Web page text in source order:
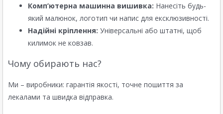
Комп’ютерна машинна вишивка: Нанесіть будь-
який малюнок, логотип чи напис для ексклюзивності.
Надійні кріплення: Універсальні або штатні, щоб
килимок не ковзав.
Чому обирають нас?
Ми – виробники: гарантія якості, точне пошиття за
лекалами та швидка відправка.